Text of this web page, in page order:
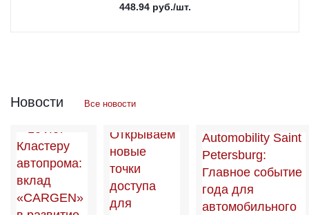
448.94руб./шт.
Новости Все новости